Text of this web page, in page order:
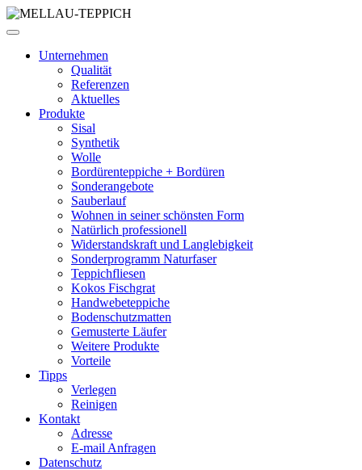
Unternehmen
Qualität
Referenzen
Aktuelles
Produkte
Sisal
Synthetik
Wolle
Bordürenteppiche + Bordüren
Sonderangebote
Sauberlauf
Wohnen in seiner schönsten Form
Natürlich professionell
Widerstandskraft und Langlebigkeit
Sonderprogramm Naturfaser
Teppichfliesen
Kokos Fischgrat
Handwebeteppiche
Bodenschutzmatten
Gemusterte Läufer
Weitere Produkte
Vorteile
Tipps
Verlegen
Reinigen
Kontakt
Adresse
E-mail Anfragen
Datenschutz